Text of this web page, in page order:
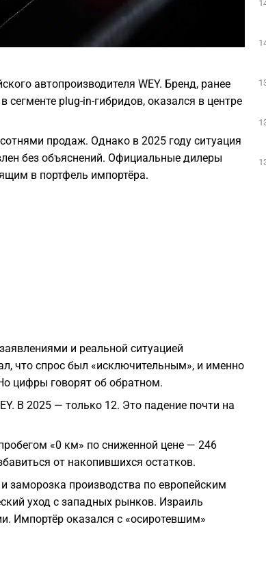
автопроизводителя WEY. Бренд, ранее
plug-in-гибридов, оказался в центре
продаж. Однако в 2025 году ситуация
без объяснений. Официальные дилеры
в портфель импортёра.
и реальной ситуацией
что спрос был «исключительным», и именно
цифры говорят об обратном.
В 2025 — только 12. Это падение почти на
«0 км» по сниженной цене — 246
от накопившихся остатков.
заморозка производства по европейским
уход с западных рынков. Израиль
Импортёр оказался с «осиротевшим»